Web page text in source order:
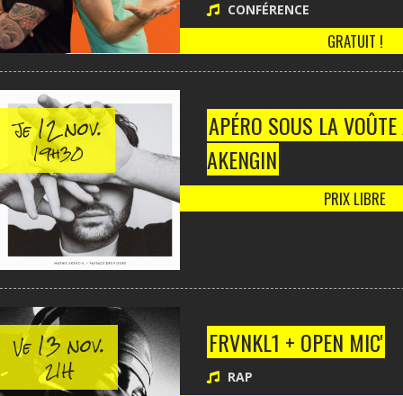
CONFÉRENCE
GRATUIT !
Je12 nov.
19h30
APÉRO SOUS LA
AKENGIN
PRIX LIBRE
Ve13 nov.
21H
FRVNKL1 + OPEN MIC'
RAP